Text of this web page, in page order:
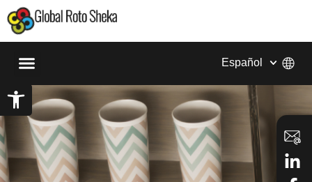
Abrir barra de herramientas
Español